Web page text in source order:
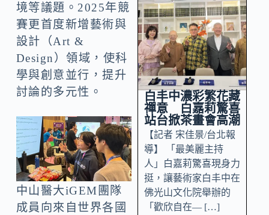
境等議題。2025年競
賽更首度新增藝術與
設計（Art &
Design）領域，使科
學與創意並行，提升
討論的多元性。
中山醫大iGEM團隊
成員向來自世界各國
白丰中濃彩繁花藏
禪意 白嘉莉驚喜
站台掀茶畫會高潮
【記者 宋佳景/台北報
導】 「最美麗主持
人」白嘉莉驚喜現身力
挺，讓藝術家白丰中在
佛光山文化院舉辦的
「歡欣自在— […]